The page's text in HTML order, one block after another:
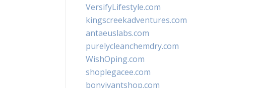
VersifyLifestyle.com
kingscreekadventures.com
antaeuslabs.com
purelycleanchemdry.com
WishOping.com
shoplegacee.com
bonvivantshop.com